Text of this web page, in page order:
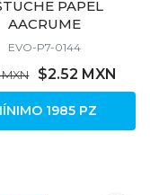
PAPEL
AACRUME
EVO-P7-0144
MXN $2.52 MXN
1985 PZ